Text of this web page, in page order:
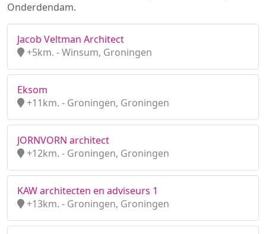
Onderdendam.
Jacob Veltman Architect
+5km. - Winsum, Groningen
Eksom
+11km. - Groningen, Groningen
JORNVORN architect
+12km. - Groningen, Groningen
KAW architecten en adviseurs 1
+13km. - Groningen, Groningen